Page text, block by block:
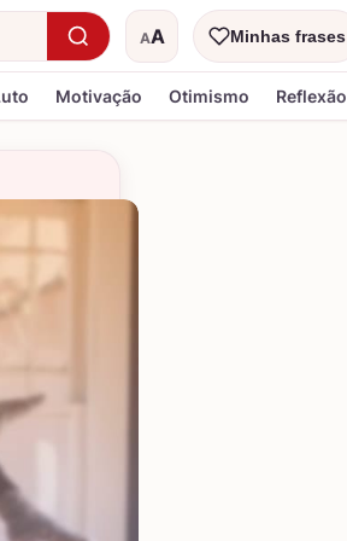
AA
Tamanho do textoMinhas frases
Motivação Otimismo Reflexão